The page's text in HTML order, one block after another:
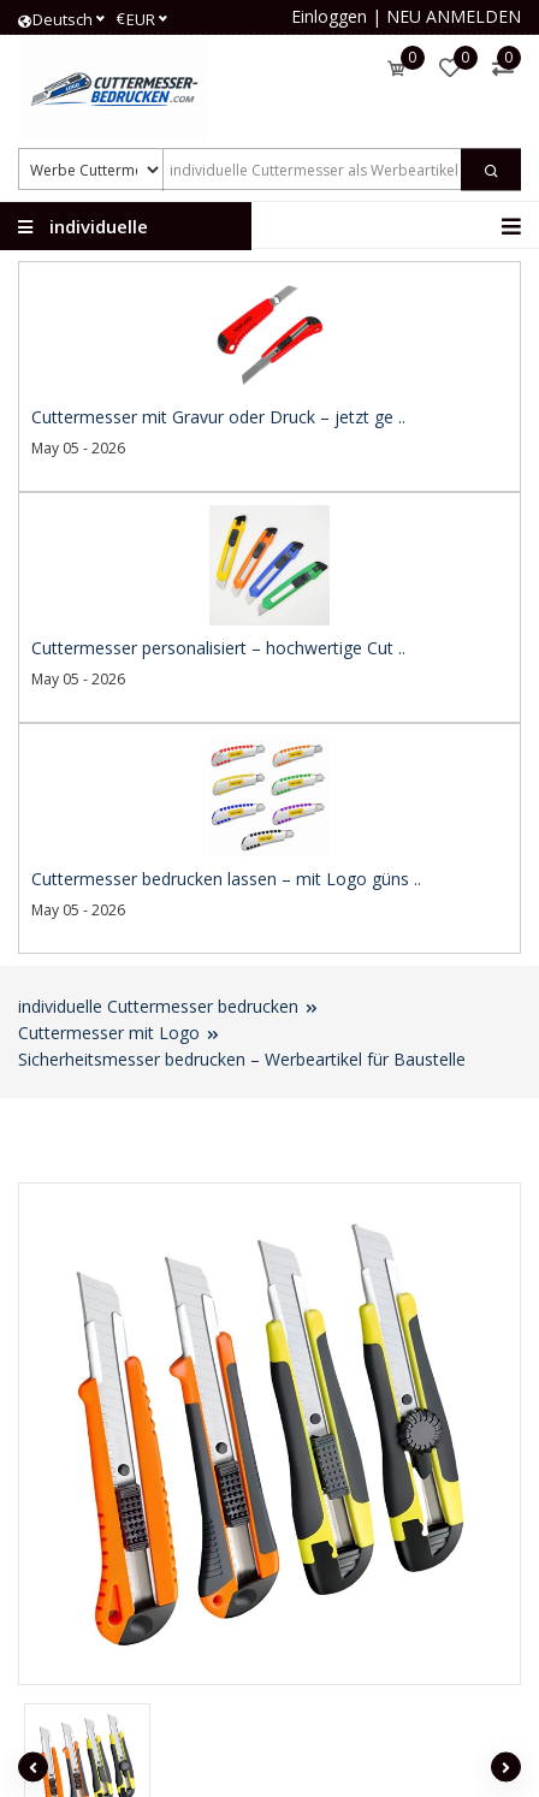
Deutsch €EUR Einloggen | NEU ANMELDEN
0 0 0
individuelle
Cuttermesser mit Gravur oder Druck – jetzt ge ..
May 05 - 2026
Cuttermesser personalisiert – hochwertige Cut ..
May 05 - 2026
Cuttermesser bedrucken lassen – mit Logo güns ..
May 05 - 2026
individuelle Cuttermesser bedrucken
Cuttermesser mit Logo
Sicherheitsmesser bedrucken – Werbeartikel für Baustelle